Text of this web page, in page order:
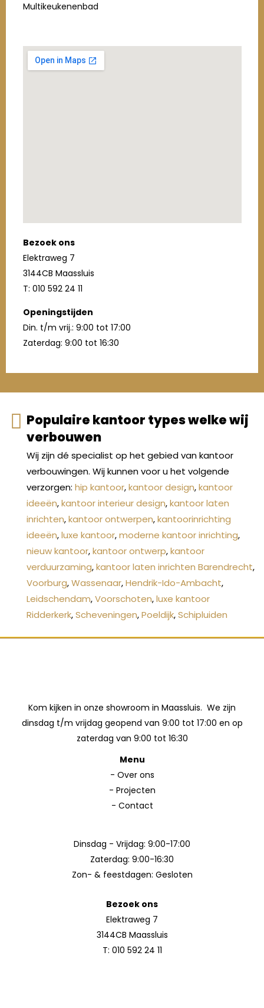
Multikeukenenbad
Bezoek ons
Elektraweg 7
3144CB Maassluis
T: 010 592 24 11
Openingstijden
Din. t/m vrij.: 9:00 tot 17:00
Zaterdag: 9:00 tot 16:30
Populaire kantoor types welke wij
verbouwen
Wij zijn dé specialist op het gebied van kantoor
verbouwingen. Wij kunnen voor u het volgende
verzorgen: hip kantoor,kantoor design,kantoor
ideeën,kantoor interieur design,kantoor laten
inrichten,kantoor ontwerpen,kantoorinrichting
ideeën,luxe kantoor,moderne kantoor inrichting,
nieuw kantoor,kantoor ontwerp,kantoor
verduurzaming,kantoor laten inrichten Barendrecht,
Voorburg,Wassenaar,Hendrik-Ido-Ambacht,
Leidschendam,Voorschoten,luxe kantoor
Ridderkerk,Scheveningen,Poeldijk,Schipluiden
Kom kijken in onze showroom in Maassluis. We zijn
dinsdag t/m vrijdag geopend van 9:00 tot 17:00 en op
zaterdag van 9:00 tot 16:30
Menu
- Over ons
- Projecten
- Contact
Dinsdag - Vrijdag: 9:00-17:00
Zaterdag: 9:00-16:30
Zon- & feestdagen: Gesloten
Bezoek ons
Elektraweg 7
3144CB Maassluis
T: 010 592 24 11